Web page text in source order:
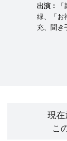
緑、「お
充、聞き
現在
こ